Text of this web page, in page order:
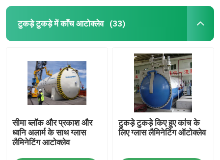
टुकड़े टुकड़े में काँच आटोक्लेव (33)
सीमा ब्लॉक और प्रकाश और
ध्वनि अलार्म के साथ ग्लास
लैमिनेटिंग आटोक्लेव
टुकड़े टुकड़े किए हुए कांच के
लिए ग्लास लैमिनेटिंग ऑटोक्लेव